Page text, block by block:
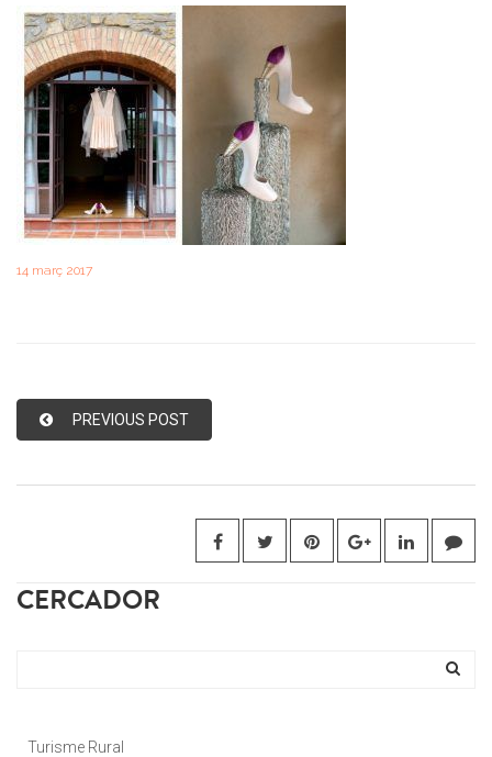
14 març 2017
PREVIOUS POST
CERCADOR
Turisme Rural